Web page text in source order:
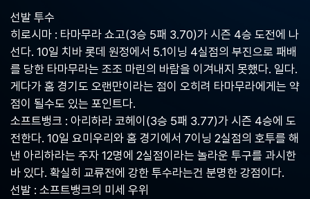
계,
실
시
간
해
외
스
포
츠
중
계
사
이
선발 투수
히로시마 : 타마무라 쇼고(3승 5패 3.70)가 시즌 4승 도전에 나
선다. 10일 치바 롯데 원정에서 5.1이닝 4실점의 부진으로 패배
를 당한 타마무라는 조조 마린의 바람을 이겨내지 못했다. 일다.
게다가 홈 경기도 오랜만이라는 점이 오히려 타마무라에게는 약
점이 될수도 있는 포인트다.
소프트뱅크 : 아리하라 코헤이(3승 5패 3.77)가 시즌 4승에 도
전한다. 10일 요미우리와 홈 경기에서 7이닝 2실점의 호투를 해
낸 아리하라는 주자 12명에 2실점이라는 놀라운 투구를 과시한
바 있다. 확실히 교류전에 강한 투수라는건 분명한 강점이다.
선발 : 소프트뱅크의 미세 우위